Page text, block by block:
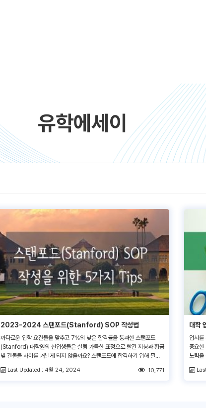
유학에세이
2023-2024 스탠포드(Stanford) SOP 작성법
까다로운 입학 요건들을 맞추고 7%의 낮은 합격률을 통과한 스탠포드
(Stanford) 대학원의 신입생들은 설렘 가득한 표정으로 빨간 지붕과 황금
빛 건물들 사이를 거닐게 되지 않을까요? 스탠포드에 합격하기 위해 필요
늘은 이 스탠포드의 SOP를 작성하기 위한 5가지 Tip을 알려드리도록 하
Last Updated : 4월 24, 2024 10,771
대학
입시를
중요한
노력을
쓰는